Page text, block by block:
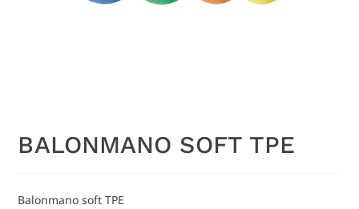
BALONMANO SOFT TPE
Balonmano soft TPE